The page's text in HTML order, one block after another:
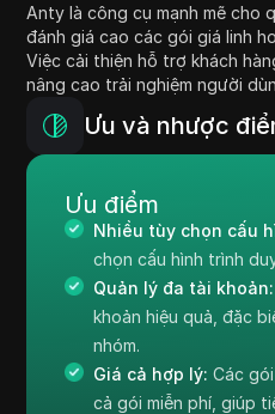
Anty là công cụ mạnh mẽ cho
đánh giá cao các gói giá linh
Việc cải thiện hỗ trợ khách
nâng cao trải nghiệm người
Ưu và nhược
Ưu điểm
Nhiều tùy chọn cấu
chọn cấu hình trình
Quản lý đa tài khoản:
khoản hiệu quả, đặc
nhóm.
Giá cả hợp lý: Các
cả gói miễn phí, giúp